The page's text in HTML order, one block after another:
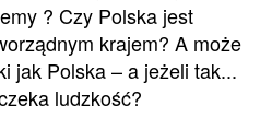
? Czy Polska jest
krajem? A może
jak Polska – a jeżeli tak...
ludzkość?